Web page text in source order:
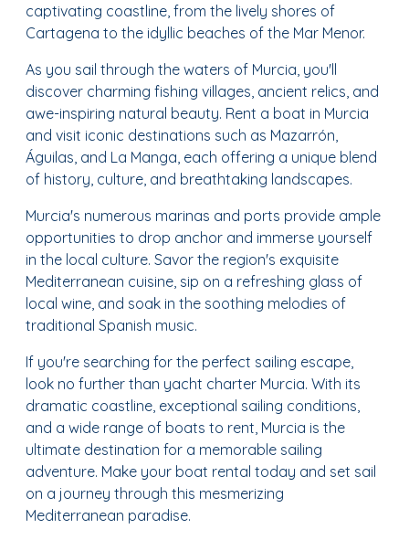
captivating coastline, from the lively shores of
Cartagena to the idyllic beaches of the Mar Menor.
As you sail through the waters of Murcia, you'll
discover charming fishing villages, ancient relics, and
awe-inspiring natural beauty. Rent a boat in Murcia
and visit iconic destinations such as Mazarrón,
Águilas, and La Manga, each offering a unique blend
of history, culture, and breathtaking landscapes.
Murcia's numerous marinas and ports provide ample
opportunities to drop anchor and immerse yourself
in the local culture. Savor the region's exquisite
Mediterranean cuisine, sip on a refreshing glass of
local wine, and soak in the soothing melodies of
traditional Spanish music.
If you're searching for the perfect sailing escape,
look no further than yacht charter Murcia. With its
dramatic coastline, exceptional sailing conditions,
and a wide range of boats to rent, Murcia is the
ultimate destination for a memorable sailing
adventure. Make your boat rental today and set sail
on a journey through this mesmerizing
Mediterranean paradise.